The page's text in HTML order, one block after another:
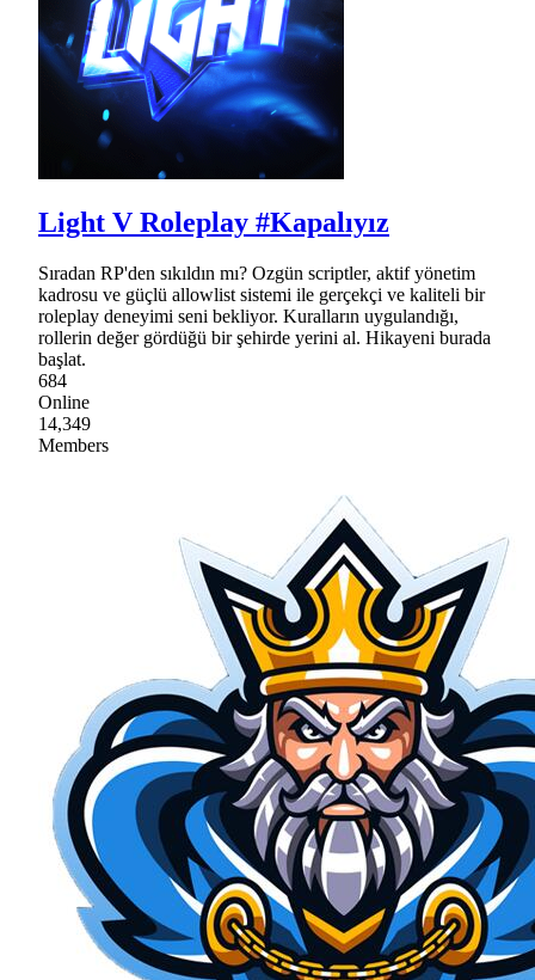
Light V Roleplay #Kapalıyız
Sıradan RP'den sıkıldın mı? Ozgün scriptler, aktif yönetim
kadrosu ve güçlü allowlist sistemi ile gerçekçi ve kaliteli bir
roleplay deneyimi seni bekliyor. Kuralların uygulandığı,
rollerin değer gördüğü bir şehirde yerini al. Hikayeni burada
başlat.
684
Online
14,349
Members